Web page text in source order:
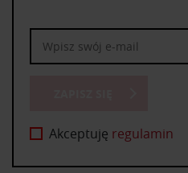
Akceptuję regulamin